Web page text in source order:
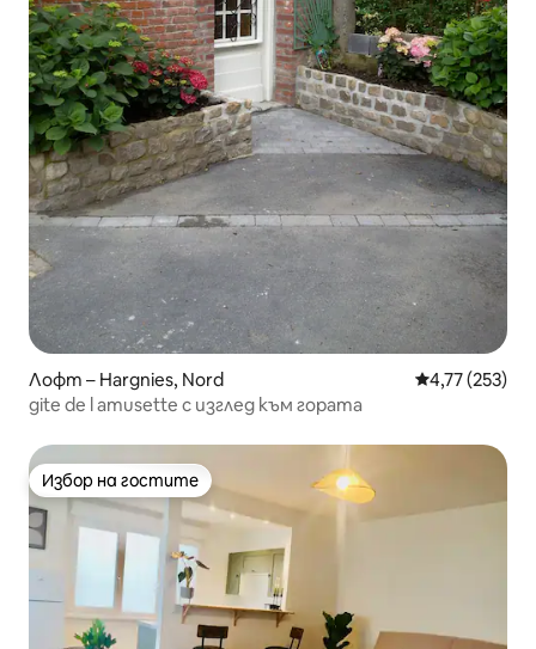
Лофт – Hargnies, Nord Средна
4,77 (253)
gite de l amusette с изглед към гората
Избор на гостите
Избор на гостите